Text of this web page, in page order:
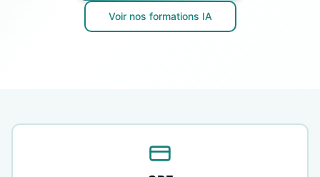
Voir nos formations IA